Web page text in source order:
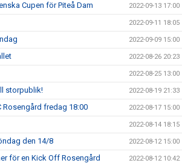
Cupen för Piteå Dam 2022-09-13 17:00
2022-09-11 18:05
2022-09-09 15:00
2022-08-26 20:23
2022-08-25 13:00
storpublik! 2022-08-19 21:33
Rosengård fredag 18:00 2022-08-17 15:00
2022-08-14 18:15
den 14/8 2022-08-12 15:00
för en Kick Off Rosengård 2022-08-12 10:42